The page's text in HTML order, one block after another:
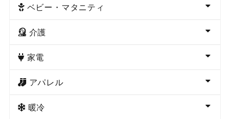
ベビー・マタニティ
介護
家電
アパレル
暖冷